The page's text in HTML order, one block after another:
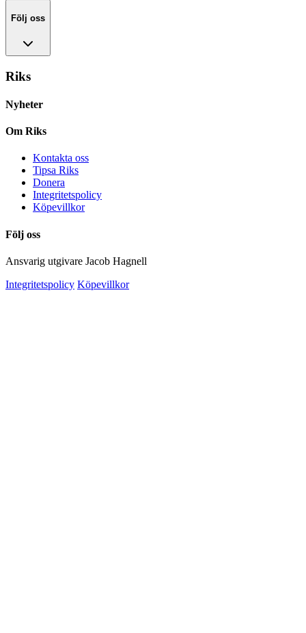
Följ oss
Riks
Nyheter
Om Riks
Kontakta oss
Tipsa Riks
Donera
Integritetspolicy
Köpevillkor
Följ oss
Ansvarig utgivare Jacob Hagnell
Integritetspolicy Köpevillkor